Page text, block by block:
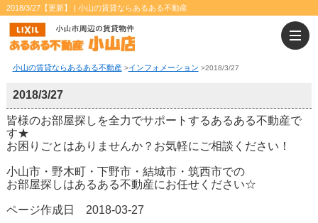
2018/3/27【更新】 | 小山の賃貸ならあるある不動産
小山の賃貸ならあるある不動産>インフォメーション >2018/3/27
2018/3/27
皆様のお部屋探しを全力でサポートするあるある不動産で
す★
お困りごとはありませんか？お気軽にご相談ください！
小山市・野木町・下野市・結城市・筑西市での
お部屋探しはあるある不動産にお任せください☆
ページ作成日 2018-03-27